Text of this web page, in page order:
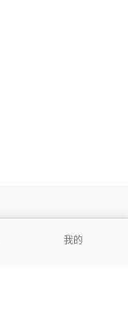
我的